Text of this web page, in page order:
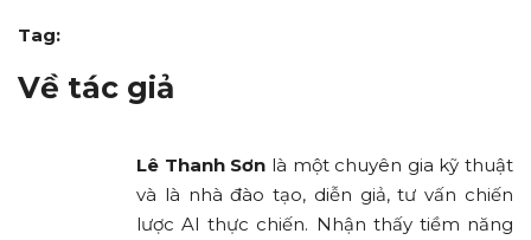
Tag:
Về tác giả
Lê Thanh Sơn là một chuyên gia kỹ thuật
và là nhà đào tạo, diễn giả, tư vấn chiến
lược AI thực chiến. Nhận thấy tiềm năng